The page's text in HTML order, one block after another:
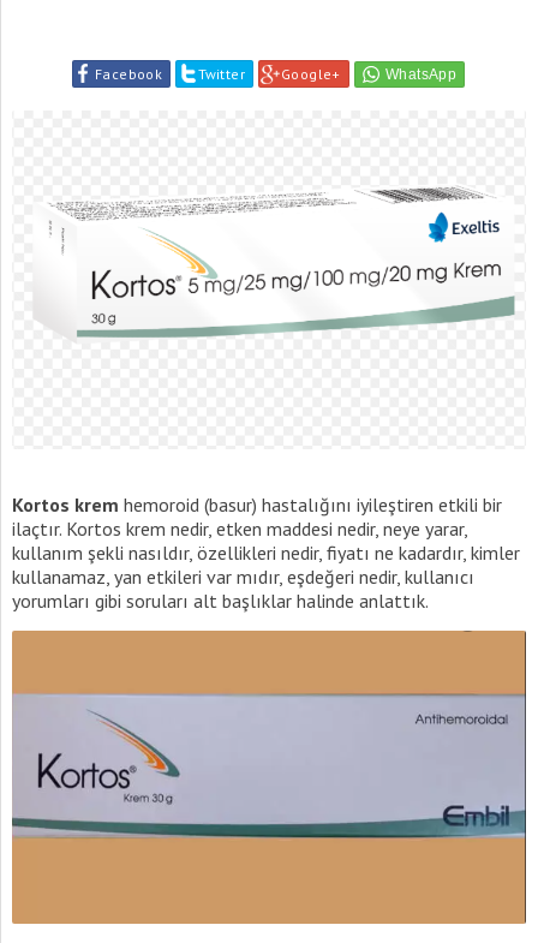
Facebook Twitter Google+
Kortos krem hemoroid (basur) hastalığını iyileştiren etkili bir
ilaçtır. Kortos krem nedir, etken maddesi nedir, neye yarar,
kullanım şekli nasıldır, özellikleri nedir, fiyatı ne kadardır, kimler
kullanamaz, yan etkileri var mıdır, eşdeğeri nedir, kullanıcı
yorumları gibi soruları alt başlıklar halinde anlattık.